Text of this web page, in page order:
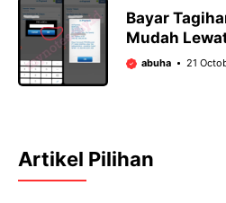
Bayar
Mudah
abuha 21
Artikel Pilihan